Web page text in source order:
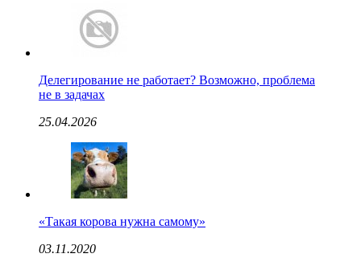
Делегирование не работает? Возможно, проблема
не в задачах
25.04.2026
«Такая корова нужна самому»
03.11.2020